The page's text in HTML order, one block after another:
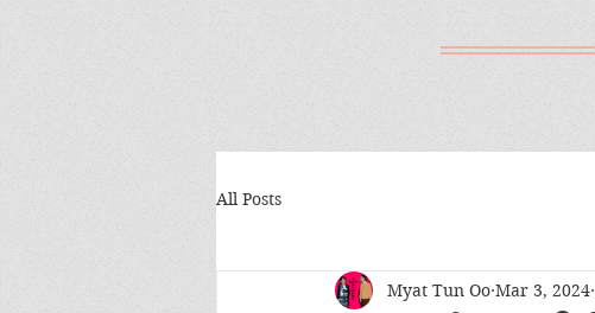
All Posts
Myat Tun Oo Mar 3, 2024